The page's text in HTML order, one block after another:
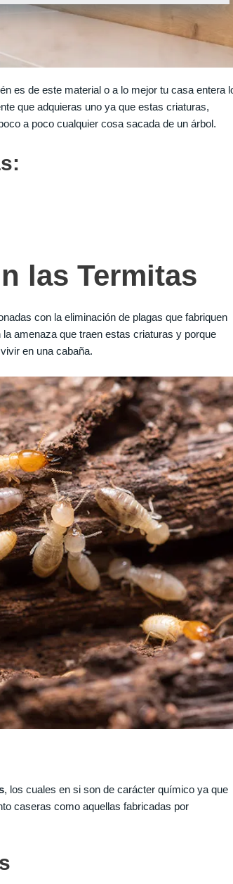
es de este material o a lo mejor tu casa entera
que adquieras uno ya que estas criaturas,
a poco cualquier cosa sacada de un árbol.
las Termitas
con la eliminación de plagas que fabriquen
amenaza que traen estas criaturas y porque
en una cabaña.
, los cuales en si son de carácter químico ya que
caseras como aquellas fabricadas por